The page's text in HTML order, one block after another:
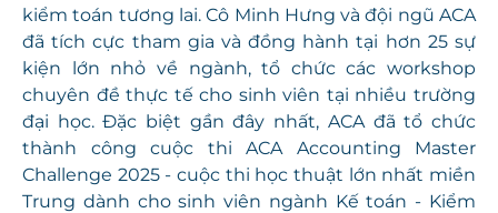
kiểm toán tương lai. Cô Minh Hưng và đội ngũ ACA
đã tích cực tham gia và đồng hành tại hơn 25 sự
kiện lớn nhỏ về ngành, tổ chức các workshop
chuyên đề thực tế cho sinh viên tại nhiều trường
đại học. Đặc biệt gần đây nhất, ACA đã tổ chức
thành công cuộc thi ACA Accounting Master
Challenge 2025 - cuộc thi học thuật lớn nhất miền
Trung dành cho sinh viên ngành Kế toán - Kiểm